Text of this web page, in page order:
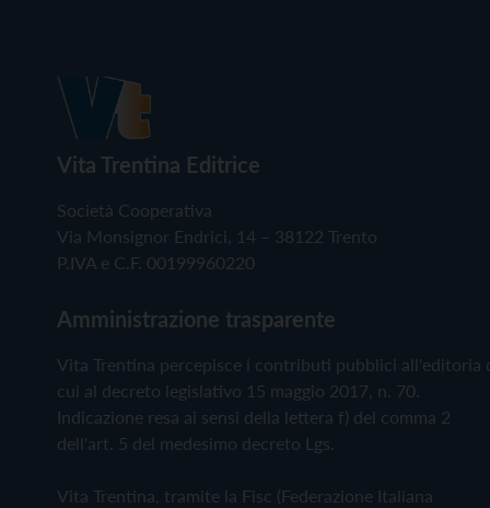
Vita Trentina Editrice
Società Cooperativa
Via Monsignor Endrici, 14 – 38122 Trento
P.IVA e C.F. 00199960220
Amministrazione trasparente
Vita Trentina percepisce i contributi pubblici all'editoria
cui al decreto legislativo 15 maggio 2017, n. 70.
Indicazione resa ai sensi della lettera f) del comma 2
dell'art. 5 del medesimo decreto Lgs.
Vita Trentina, tramite la Fisc (Federazione Italiana